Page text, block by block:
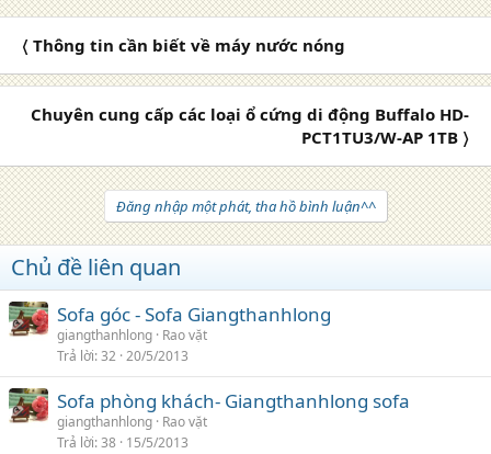
〈 Thông tin cần biết về máy nước nóng
Chuyên cung cấp các loại ổ cứng di động Buffalo HD-
PCT1TU3/W-AP 1TB 〉
Đăng nhập một phát, tha hồ bình luận^^
Chủ đề liên quan
Sofa góc - Sofa Giangthanhlong
giangthanhlong Rao vặt
Trả lời 32 20/5/2013
Sofa phòng khách- Giangthanhlong sofa
giangthanhlong Rao vặt
Trả lời 38 15/5/2013